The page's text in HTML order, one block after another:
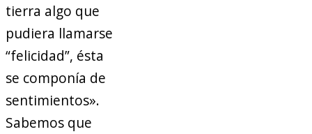
tierra algo que
pudiera llamarse
“felicidad”, ésta
se componía de
sentimientos».
Sabemos que